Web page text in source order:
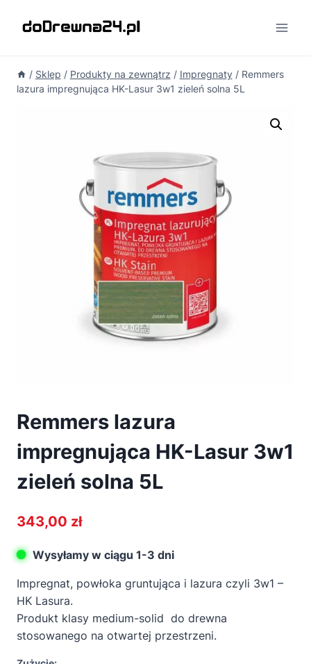
/ Sklep / Produkty na zewnątrz / Impregnaty / Remmers
lazura impregnująca HK-Lasur 3w1 zieleń solna 5L
Remmers lazura
impregnująca HK-Lasur 3w1
zieleń solna 5L
343,00 zł
Wysyłamy w ciągu 1-3 dni
Impregnat, powłoka gruntująca i lazura czyli 3w1 –
HK Lasura.
Produkt klasy medium-solid do drewna
stosowanego na otwartej przestrzeni.